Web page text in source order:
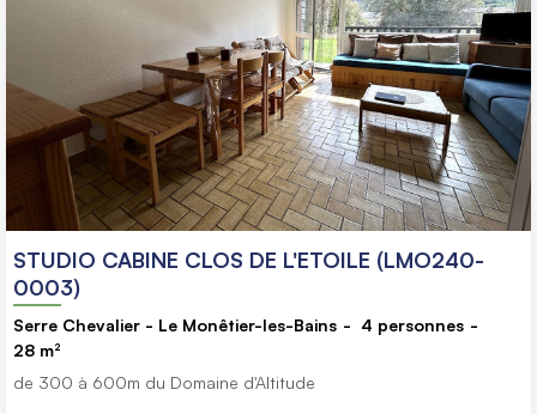
STUDIO CABINE CLOS DE L'ETOILE (LMO240-
0003)
Serre Chevalier - Le Monêtier-les-Bains 4 personnes
28 m²
de 300 à 600m du Domaine d'Altitude